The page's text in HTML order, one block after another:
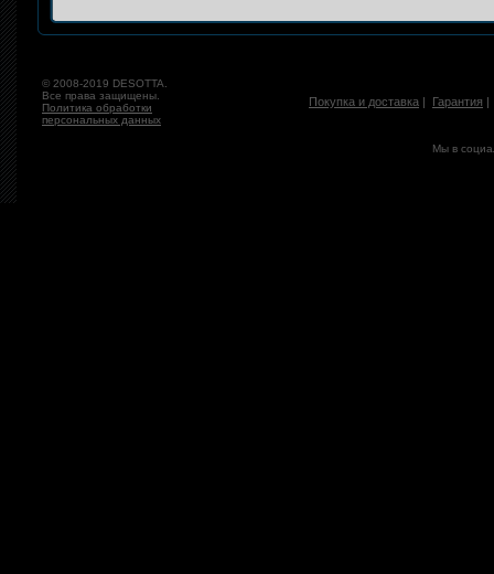
© 2008-2019 DESOTTA.
Все права защищены.
Политика обработки
персональных данных
Покупка и доставка | Гарантия
Мы в